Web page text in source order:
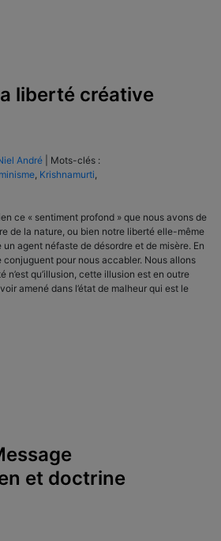
liberté créative
André
Mots-clés :
Krishnamurti
ce « sentiment profond » que nous avons de
de la nature, ou bien notre liberté elle-même
agent néfaste de désordre et de misère. En
pour nous accabler. Nous allons
n’est qu’illusion, cette illusion est en outre
amené dans l’état de malheur qui est le
et doctrine